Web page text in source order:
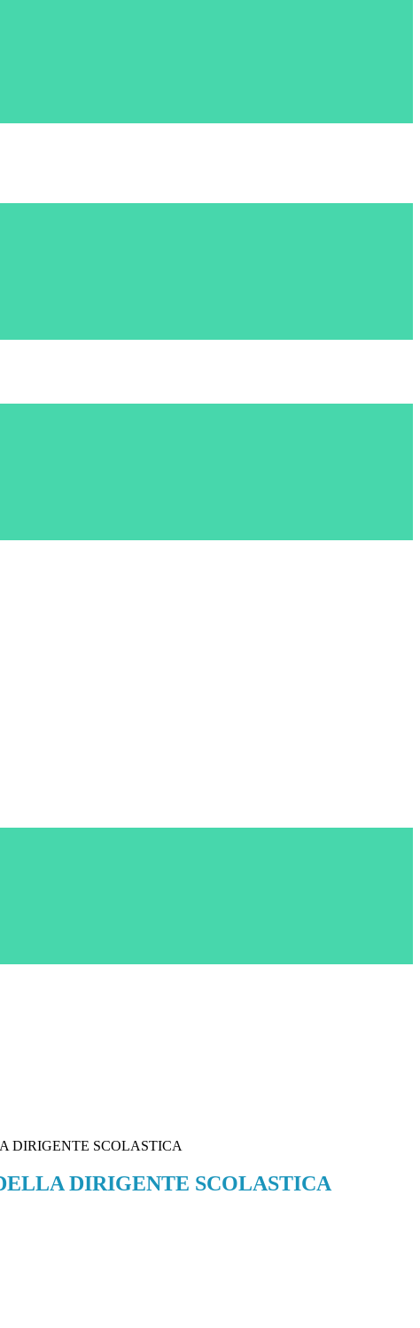
DIRIGENTE SCOLASTICA
DIRIGENTE SCOLASTICA